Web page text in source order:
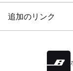
追加のリンク